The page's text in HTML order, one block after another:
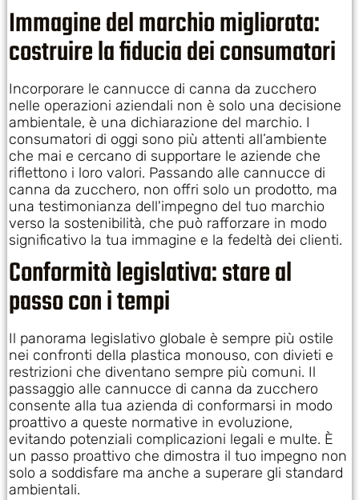
Immagine del marchio migliorata:
costruire la fiducia dei consumatori
Incorporare le cannucce di canna da zucchero
nelle operazioni aziendali non è solo una decisione
ambientale, è una dichiarazione del marchio. I
consumatori di oggi sono più attenti all’ambiente
che mai e cercano di supportare le aziende che
riflettono i loro valori. Passando alle cannucce di
canna da zucchero, non offri solo un prodotto, ma
una testimonianza dell'impegno del tuo marchio
verso la sostenibilità, che può rafforzare in modo
significativo la tua immagine e la fedeltà dei clienti.
Conformità legislativa: stare al
passo con i tempi
Il panorama legislativo globale è sempre più ostile
nei confronti della plastica monouso, con divieti e
restrizioni che diventano sempre più comuni. Il
passaggio alle cannucce di canna da zucchero
consente alla tua azienda di conformarsi in modo
proattivo a queste normative in evoluzione,
evitando potenziali complicazioni legali e multe. È
un passo proattivo che dimostra il tuo impegno non
solo a soddisfare ma anche a superare gli standard
ambientali.